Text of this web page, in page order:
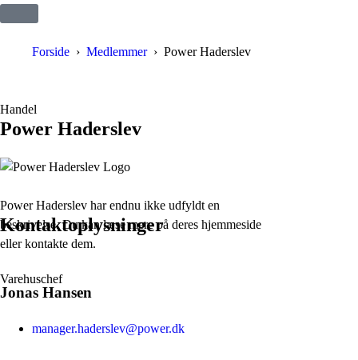
Forside Medlemmer Power Haderslev
Handel
Power Haderslev
Power Haderslev har endnu ikke udfyldt en
beskrivelse. Du kan læse mere på deres hjemmeside
eller kontakte dem.
Kontaktoplysninger
Varehuschef
Jonas Hansen
manager.haderslev@power.dk